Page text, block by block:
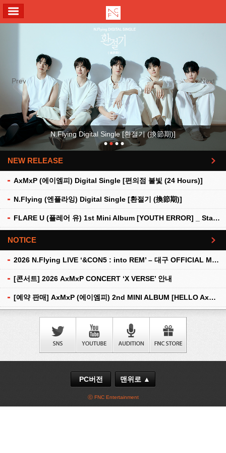
Previous Next
N.Flying Digital Single [환절기 (換節期)]
NEW RELEASE
AxMxP (에이엠피) Digital Single [편의점 불빛 (24 Hours)]
N.Flying (엔플라잉) Digital Single [환절기 (換節期)]
FLARE U (플레어 유) 1st Mini Album [YOUTH ERROR] _ Stationery Kit Ver.
더보기
NOTICE
2026 N.Flying LIVE ‘&CON5 : into REM’ – 대구 OFFICIAL MD 현장 판매 안내
[콘서트] 2026 AxMxP CONCERT ‘X VERSE’ 안내
[예약 판매] AxMxP (에이엠피) 2nd MINI ALBUM [HELLO AxMxP] 예약 판매 안내
더보기
PC버전 맨위로 ▲
ⓒ FNC Entertainment